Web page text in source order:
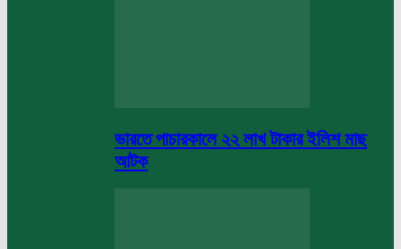
ভারতে পাচারকালে ২২ লাখ টাকার ইলিশ মাছ
আটক